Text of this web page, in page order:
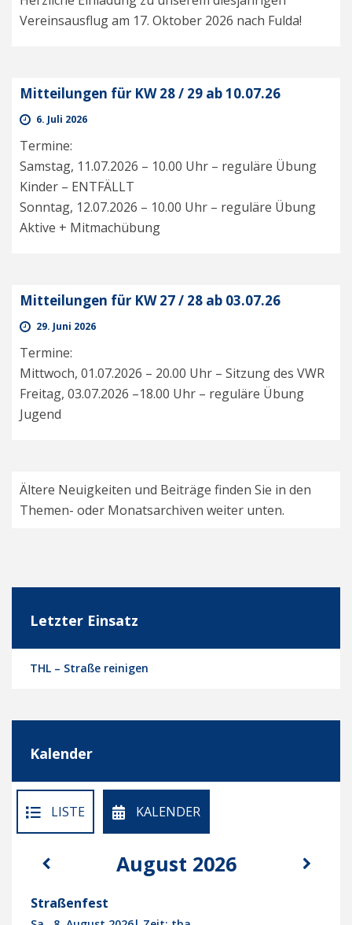
Vereinsausflug am 17. Oktober 2026 nach Fulda!
Mitteilungen für KW 28 / 29 ab 10.07.26
6. Juli 2026
Termine:
Samstag, 11.07.2026 – 10.00 Uhr – reguläre Übung
Kinder – ENTFÄLLT
Sonntag, 12.07.2026 – 10.00 Uhr – reguläre Übung
Aktive + Mitmachübung
Mitteilungen für KW 27 / 28 ab 03.07.26
29. Juni 2026
Termine:
Mittwoch, 01.07.2026 – 20.00 Uhr – Sitzung des VWR
Freitag, 03.07.2026 –18.00 Uhr – reguläre Übung
Jugend
Ältere Neuigkeiten und Beiträge finden Sie in den
Themen- oder Monatsarchiven weiter unten.
Letzter Einsatz
THL – Straße reinigen
Kalender
LISTE KALENDER
August 2026
Straßenfest